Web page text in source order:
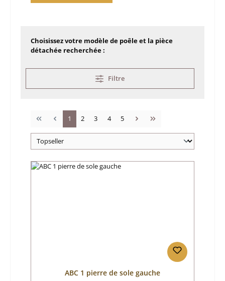
Choisissez votre modèle de poêle et la pièce
détachée recherchée :
Filtre
Page
1 Page
2 Page
3 Page
4 Page
5
ABC 1 pierre de sole gauche